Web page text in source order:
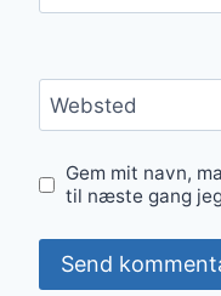
Websted
Gem mit navn,
til næste gang